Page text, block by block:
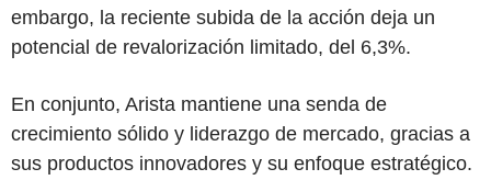
embargo, la reciente subida de la acción deja un
potencial de revalorización limitado, del 6,3%.
En conjunto, Arista mantiene una senda de
crecimiento sólido y liderazgo de mercado, gracias a
sus productos innovadores y su enfoque estratégico.